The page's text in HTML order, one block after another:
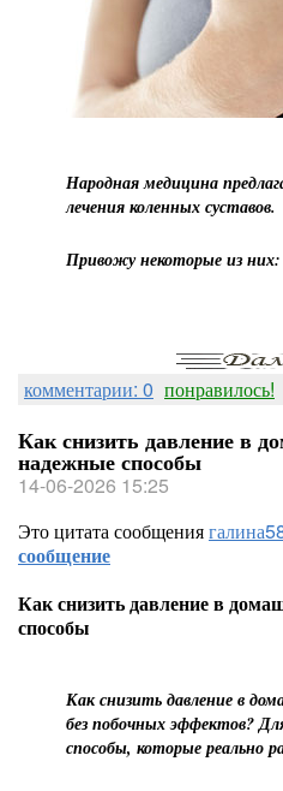
Народная медицина
лечения коленных суставов.
Привожу некоторые из них:
комментарии: 0 понравилось!
Как снизить давление в
надежные способы
14-06-2026 15:25
Это цитата сообщения
сообщение
Как снизить давление в
способы
Как снизить давление в
без побочных эффектов?
способы, которые реально